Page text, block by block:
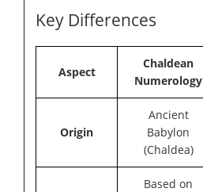
Key Differences
Aspect
Chaldean
Numerology
Origin
Ancient
Babylon
(Chaldea)
Based on